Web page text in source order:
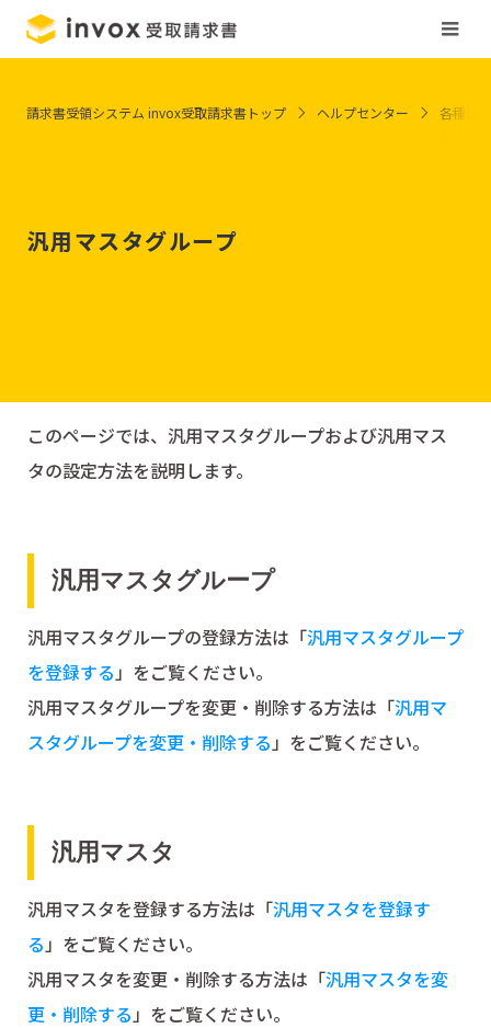
汎用マスタグループ
請求書受領システム invox受取請求書トップ ヘルプセンター 各種設定
このページでは、汎用マスタグループおよび汎用マス
タの設定方法を説明します。
汎用マスタグループ
汎用マスタグループの登録方法は「汎用マスタグループ
を登録する 」をご覧ください。
汎用マスタグループを変更・削除する方法は「汎用マ
スタグループを変更・削除する 」をご覧ください。
汎用マスタ
汎用マスタを登録する方法は「汎用マスタを登録す
る 」をご覧ください。
汎用マスタを変更・削除する方法は「汎用マスタを変
更・削除する 」をご覧ください。